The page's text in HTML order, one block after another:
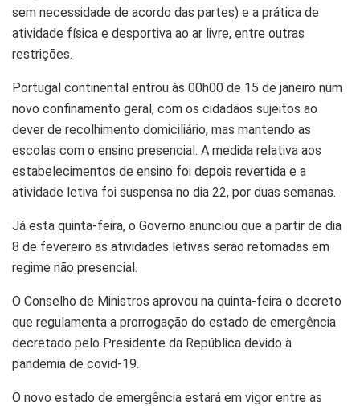
sem necessidade de acordo das partes) e a prática de
atividade física e desportiva ao ar livre, entre outras
restrições.
Portugal continental entrou às 00h00 de 15 de janeiro num
novo confinamento geral, com os cidadãos sujeitos ao
dever de recolhimento domiciliário, mas mantendo as
escolas com o ensino presencial. A medida relativa aos
estabelecimentos de ensino foi depois revertida e a
atividade letiva foi suspensa no dia 22, por duas semanas.
Já esta quinta-feira, o Governo anunciou que a partir de dia
8 de fevereiro as atividades letivas serão retomadas em
regime não presencial.
O Conselho de Ministros aprovou na quinta-feira o decreto
que regulamenta a prorrogação do estado de emergência
decretado pelo Presidente da República devido à
pandemia de covid-19.
O novo estado de emergência estará em vigor entre as